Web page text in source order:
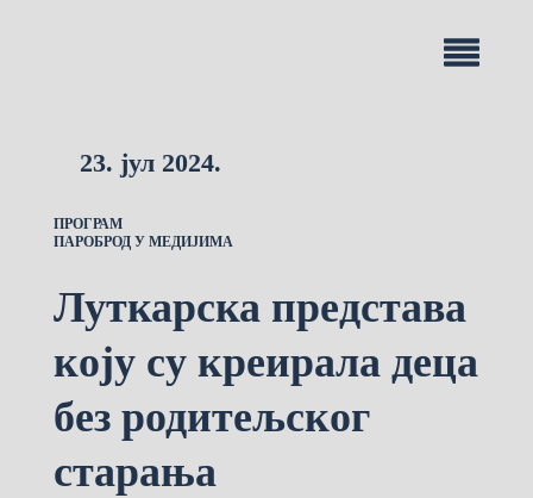
23. јул 2024.
ПРОГРАМ
ПАРОБРОД У МЕДИЈИМА
Луткарска представа
коју су креирала деца
без родитељског
старања